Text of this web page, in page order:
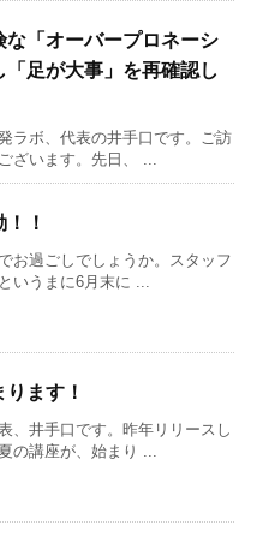
な「オーバープロネーシ
「足が大事」を再確認し
ラボ、代表の井手口です。ご訪
ざいます。先日、 ...
！
お過ごしでしょうか。スタッフ
いうまに6月末に ...
ます！
、井手口です。昨年リリースし
の講座が、始まり ...